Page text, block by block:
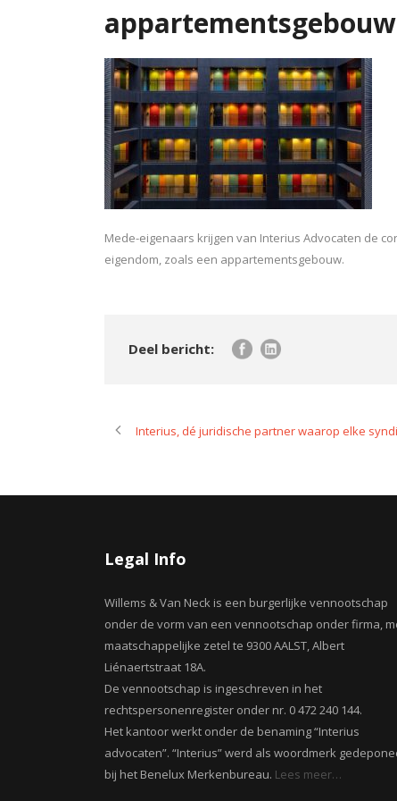
appartementsgebouw
Mede-eigenaars krijgen van Interius Advocaten de
eigendom, zoals een appartementsgebouw.
Interius, dé juridische partner waarop elke
Legal Info
Willems & Van Neck is een burgerlijke vennootschap
onder de vorm van een vennootschap onder firma,
maatschappelijke zetel te 9300 AALST, Albert
Liénaertstraat 18A.
De vennootschap is ingeschreven in het
rechtspersonenregister onder nr. 0 472 240 144.
Het kantoor werkt onder de benaming “Interius
advocaten”. “Interius” werd als woordmerk
bij het Benelux Merkenbureau. Lees meer…